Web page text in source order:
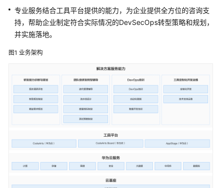
解
决
方
案
方
案
概
资
和
专业服务结合工具平台提供的能力，为企业提供全方位的咨询支
持，帮助企业制定符合实际情况的DevSecOps转型策略和规划，
并实施落地。
图1 业务架构